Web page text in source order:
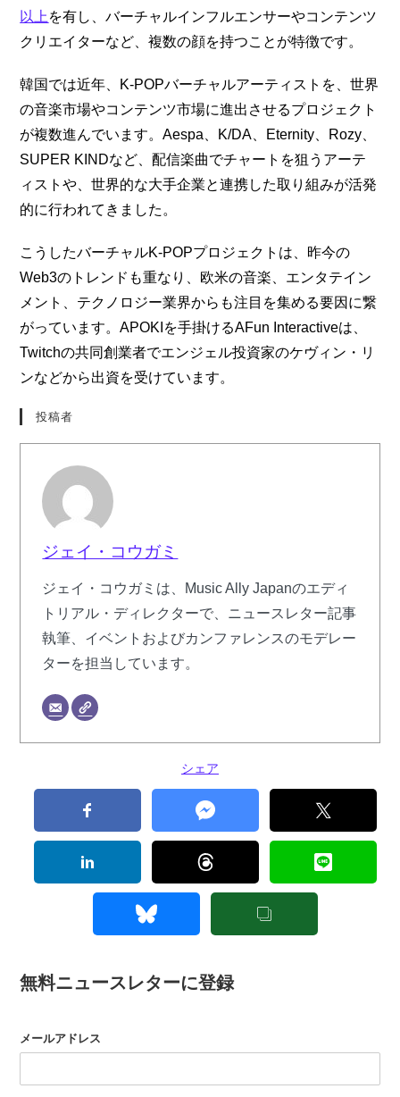
以上 を有し、バーチャルインフルエンサーやコンテンツ
クリエイターなど、複数の顔を持つことが特徴です。
韓国では近年、K-POPバーチャルアーティストを、世界
の音楽市場やコンテンツ市場に進出させるプロジェクト
が複数進んでいます。Aespa、K/DA、Eternity、Rozy、
SUPER KINDなど、配信楽曲でチャートを狙うアーテ
ィストや、世界的な大手企業と連携した取り組みが活発
的に行われてきました。
こうしたバーチャルK-POPプロジェクトは、昨今の
Web3のトレンドも重なり、欧米の音楽、エンタテイン
メント、テクノロジー業界からも注目を集める要因に繋
がっています。APOKIを手掛けるAFun Interactiveは、
Twitchの共同創業者でエンジェル投資家のケヴィン・リ
ンなどから出資を受けています。
投稿者
ジェイ・コウガミ
ジェイ・コウガミは、Music Ally Japanのエディ
トリアル・ディレクターで、ニュースレター記事
執筆、イベントおよびカンファレンスのモデレー
ターを担当しています。
シェア
無料ニュースレターに登録
メールアドレス